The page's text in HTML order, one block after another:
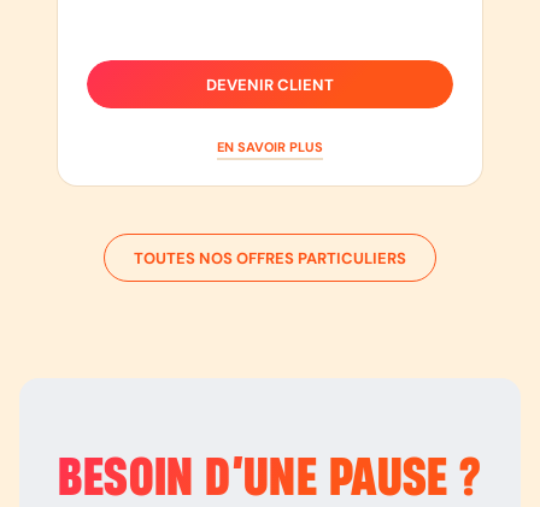
DEVENIR CLIENT
EN SAVOIR PLUS
TOUTES NOS OFFRES PARTICULIERS
BESOIN D’UNE PAUSE ?